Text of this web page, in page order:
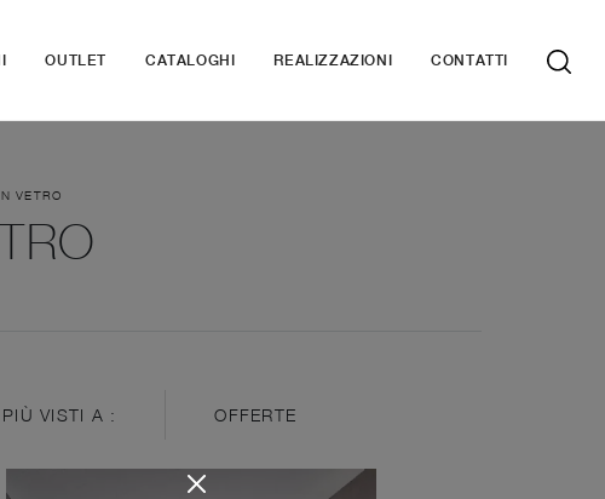
OUTLET CATALOGHI REALIZZAZIONI CONTATTI
VETRO
VISTI A : OFFERTE